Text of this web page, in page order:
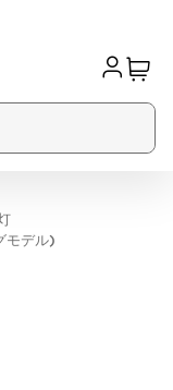
モデル)